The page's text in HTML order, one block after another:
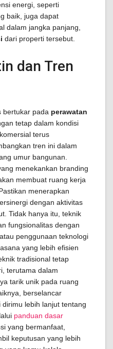
energi, seperti
baik, juga dapat
dalam jangka panjang,
dari properti tersebut.
dan Tren
bertukar pada perawatan
tetap dalam kondisi
terus
tren ini dalam
umur bangunan.
menekankan branding
membuat ruang kerja
menerapkan
dengan aktivitas
Tidak hanya itu, teknik
fungsionalitas dengan
penggunaan teknologi
yang lebih efisien
tradisional tetap
terutama dalam
tarik unik pada ruang
berselancar
lebih lanjut tentang
panduan dasar
yang bermanfaat,
keputusan yang lebih